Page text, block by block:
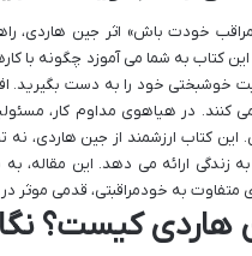
خودت باش» اثر جین هاردی،
کتاب به شما می آموزد چگونه با
خوشبختی خود را به دست بگیرید.
کنند. در هیاهوی مداوم کار،
این کتاب ارزشمند از جین هاردی، نه
زندگی ارائه می دهد. این مقاله،
متفاوت به خودمراقبتی، قدمی
هاردی کیست؟